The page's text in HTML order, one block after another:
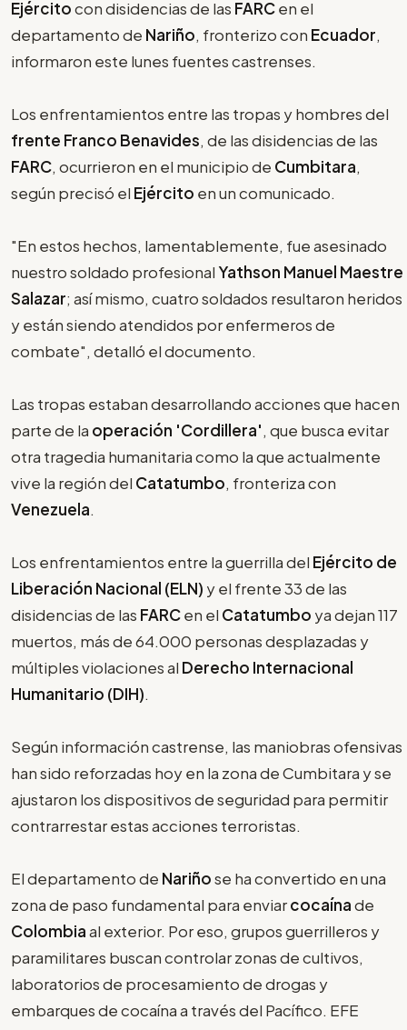
Ejércitocon disidencias de las FARCen el
departamento de Nariño, fronterizo con Ecuador,
informaron este lunes fuentes castrenses.
Los enfrentamientos entre las tropas y hombres del
frente Franco Benavides, de las disidencias de las
FARC, ocurrieron en el municipio de Cumbitara,
según precisó el Ejército en un comunicado.
"En estos hechos, lamentablemente, fue asesinado
nuestro soldado profesional Yathson Manuel Maestre
Salazar; así mismo, cuatro soldados resultaron heridos
y están siendo atendidos por enfermeros de
combate", detalló el documento.
Las tropas estaban desarrollando acciones que hacen
parte de la operación 'Cordillera', que busca evitar
otra tragedia humanitaria como la que actualmente
vive la región del Catatumbo, fronteriza con
Venezuela.
Los enfrentamientos entre la guerrilla del Ejército de
Liberación Nacional (ELN) y el frente 33 de las
disidencias de las FARCen el Catatumbo ya dejan 117
muertos, más de 64.000 personas desplazadas y
múltiples violaciones al Derecho Internacional
Humanitario (DIH).
Según información castrense, las maniobras ofensivas
han sido reforzadas hoy en la zona de Cumbitara y se
ajustaron los dispositivos de seguridad para permitir
contrarrestar estas acciones terroristas.
El departamento de Nariñose ha convertido en una
zona de paso fundamental para enviarcocaínade
Colombiaal exterior. Por eso, grupos guerrilleros y
paramilitares buscan controlar zonas de cultivos,
laboratorios de procesamiento de drogas y
embarques de cocaína a través del Pacífico. EFE